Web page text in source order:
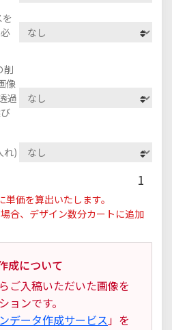
削
像
過
れ)
1
価を算出いたします。
合、デザイン数分カートに追加
成について
ご入稿いただいた画像を
ョンです。
データ作成サービス」を